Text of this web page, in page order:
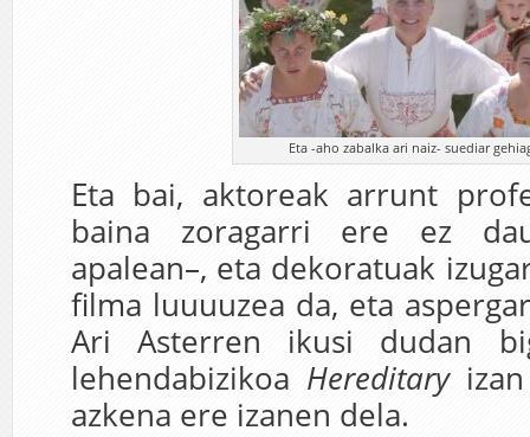
Eta -aho zabalka ari naiz- suediar
Eta bai, aktoreak arrunt
baina zoragarri ere ez
apalean–, eta dekoratuak
filma luuuuzea da, eta
Ari Asterren ikusi dudan
lehendabizikoa Hereditaryizan
azkena ere izanen dela.